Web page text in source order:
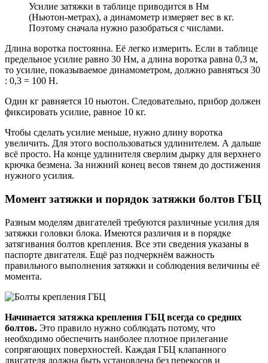
Усилие затяжки в таблице приводится в Нм
(Ньютон-метрах), а динамометр измеряет вес в кг.
Поэтому сначала нужно разобраться с числами.
Длина воротка постоянна. Её легко измерить. Если в таблице
предельное усилие равно 30 Нм, а длина воротка равна 0,3 м,
то усилие, показываемое динамометром, должно равняться 30
: 0,3 = 100 Н.
Один кг равняется 10 ньютон. Следовательно, прибор должен
фиксировать усилие, равное 10 кг.
Чтобы сделать усилие меньше, нужно длину воротка
увеличить. Для этого воспользоваться удлинителем. А дальше
всё просто. На конце удлинителя сверлим дырку для верхнего
крючка безмена. За нижний конец весов тянем до достижения
нужного усилия.
Момент затяжки и порядок затяжки болтов ГБЦ
Разным моделям двигателей требуются различные усилия для
затяжки головки блока. Имеются различия и в порядке
затягивания болтов крепления. Все эти сведения указаны в
паспорте двигателя. Ещё раз подчеркнём важность
правильного выполнения затяжки и соблюдения величины её
момента.
Начинается затяжка крепления ГБЦ всегда со средних
болтов. Это правило нужно соблюдать потому, что
необходимо обеспечить наиболее плотное прилегание
сопрягающих поверхностей. Каждая ГБЦ клапанного
двигателя должна быть установлена без перекосов и